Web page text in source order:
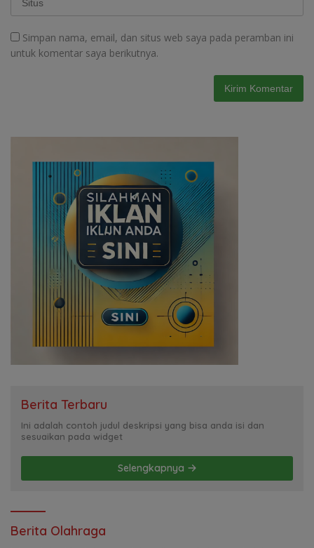
Simpan nama, email, dan situs web saya pada peramban ini
untuk komentar saya berikutnya.
Berita Terbaru
Ini adalah contoh judul deskripsi yang bisa anda isi dan
sesuaikan pada widget
Selengkapnya
Berita Olahraga